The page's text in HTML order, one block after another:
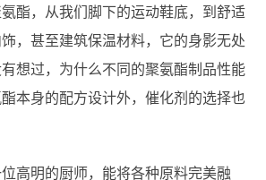
酯，从我们脚下的运动鞋底，到舒适
，甚至建筑保温材料，它的身影无处
想过，为什么不同的聚氨酯制品性能
本身的配方设计外，催化剂的选择也
高明的厨师，能将各种原料完美融